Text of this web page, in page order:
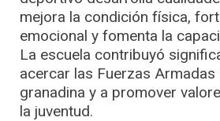
mejora la condición física,
emocional y fomenta la
La escuela contribuyó
acercar las Fuerzas Armadas
granadina y a promover
la juventud.